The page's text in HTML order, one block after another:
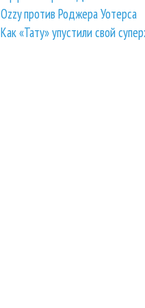
Ozzy против Роджера Уотерса
Как «Тату» упустили свой